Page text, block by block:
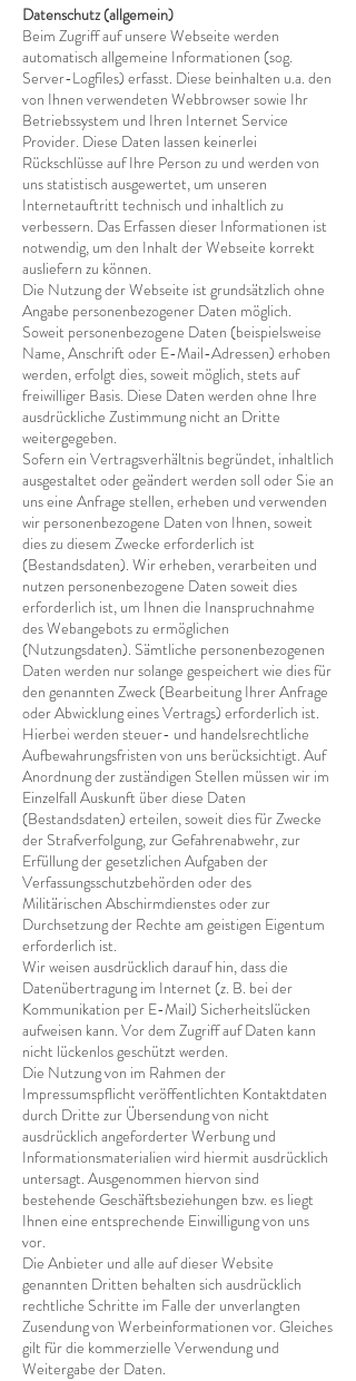
Datenschutz (allgemein)
Beim Zugriff auf unsere Webseite werden
automatisch allgemeine Informationen (sog.
Server-Logfiles) erfasst. Diese beinhalten u.a. den
von Ihnen verwendeten Webbrowser sowie Ihr
Betriebssystem und Ihren Internet Service
Provider. Diese Daten lassen keinerlei
Rückschlüsse auf Ihre Person zu und werden von
uns statistisch ausgewertet, um unseren
Internetauftritt technisch und inhaltlich zu
verbessern. Das Erfassen dieser Informationen ist
notwendig, um den Inhalt der Webseite korrekt
ausliefern zu können.
Die Nutzung der Webseite ist grundsätzlich ohne
Angabe personenbezogener Daten möglich.
Soweit personenbezogene Daten (beispielsweise
Name, Anschrift oder E-Mail-Adressen) erhoben
werden, erfolgt dies, soweit möglich, stets auf
freiwilliger Basis. Diese Daten werden ohne Ihre
ausdrückliche Zustimmung nicht an Dritte
weitergegeben.
Sofern ein Vertragsverhältnis begründet, inhaltlich
ausgestaltet oder geändert werden soll oder Sie an
uns eine Anfrage stellen, erheben und verwenden
wir personenbezogene Daten von Ihnen, soweit
dies zu diesem Zwecke erforderlich ist
(Bestandsdaten). Wir erheben, verarbeiten und
nutzen personenbezogene Daten soweit dies
erforderlich ist, um Ihnen die Inanspruchnahme
des Webangebots zu ermöglichen
(Nutzungsdaten). Sämtliche personenbezogenen
Daten werden nur solange gespeichert wie dies für
den genannten Zweck (Bearbeitung Ihrer Anfrage
oder Abwicklung eines Vertrags) erforderlich ist.
Hierbei werden steuer- und handelsrechtliche
Aufbewahrungsfristen von uns berücksichtigt. Auf
Anordnung der zuständigen Stellen müssen wir im
Einzelfall Auskunft über diese Daten
(Bestandsdaten) erteilen, soweit dies für Zwecke
der Strafverfolgung, zur Gefahrenabwehr, zur
Erfüllung der gesetzlichen Aufgaben der
Verfassungsschutzbehörden oder des
Militärischen Abschirmdienstes oder zur
Durchsetzung der Rechte am geistigen Eigentum
erforderlich ist.
Wir weisen ausdrücklich darauf hin, dass die
Datenübertragung im Internet (z. B. bei der
Kommunikation per E-Mail) Sicherheitslücken
aufweisen kann. Vor dem Zugriff auf Daten kann
nicht lückenlos geschützt werden.
Die Nutzung von im Rahmen der
Impressumspflicht veröffentlichten Kontaktdaten
durch Dritte zur Übersendung von nicht
ausdrücklich angeforderter Werbung und
Informationsmaterialien wird hiermit ausdrücklich
untersagt. Ausgenommen hiervon sind
bestehende Geschäftsbeziehungen bzw. es liegt
Ihnen eine entsprechende Einwilligung von uns
vor.
Die Anbieter und alle auf dieser Website
genannten Dritten behalten sich ausdrücklich
rechtliche Schritte im Falle der unverlangten
Zusendung von Werbeinformationen vor. Gleiches
gilt für die kommerzielle Verwendung und
Weitergabe der Daten.